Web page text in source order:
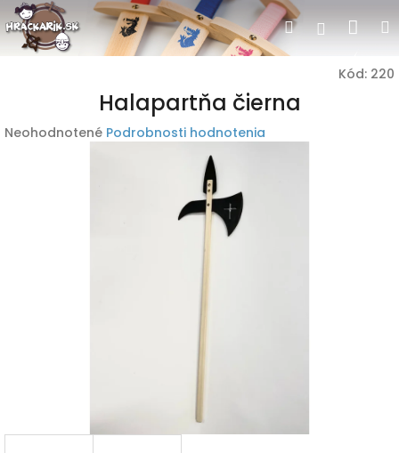
Prejsť
na
obsah
Hľadať
Kód: 220
Halapartňa čierna
Priemerné
Neohodnotené Podrobnosti hodnotenia